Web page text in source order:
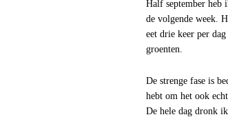
Half september heb
de volgende week.
eet drie keer per
groenten.
De strenge fase is
hebt om het ook
De hele dag dronk